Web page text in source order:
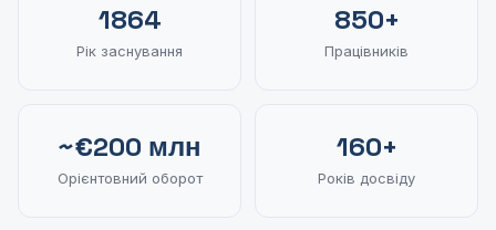
1864
Рік заснування
850+
Працівників
~€200 млн
Орієнтовний оборот
160+
Років досвіду